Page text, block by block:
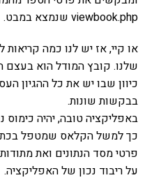
viewbook.php שנמצא במבט.
או קיי, אז יש לנו כמה
שלנו. קובץ המודל הוא בעצם
כיוון שבו יש את כל ההגיון
בבקשות שונות.
באפליקציה טובה, יהיה כימוס
כך למשל הקלאס שמטפל
על ריבוד נכון של האפליקציה.